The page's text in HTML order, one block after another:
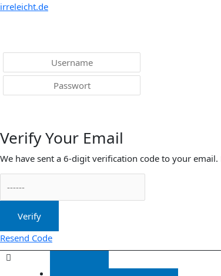
irreleicht.de
Verify Your Email
We have sent a 6-digit verification code to your
Verify
Resend Code
Menü